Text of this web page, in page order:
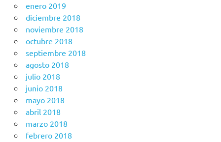
enero 2019
diciembre 2018
noviembre 2018
octubre 2018
septiembre 2018
agosto 2018
julio 2018
junio 2018
mayo 2018
abril 2018
marzo 2018
febrero 2018